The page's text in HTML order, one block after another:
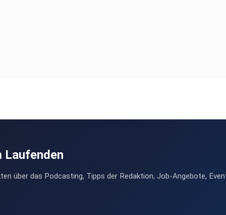
Laufenden
über das Podcasting, Tipps der Redaktion, Job-Angebote,